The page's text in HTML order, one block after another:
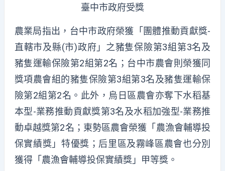
臺中市政府受獎
農業局指出，台中市政府榮獲「團體推動貢獻獎-
直轄市及縣(市)政府」之豬隻保險第3組第3名及
豬隻運輸保險第2組第2名；台中市農會則榮獲同
獎項農會組的豬隻保險第3組第3名及豬隻運輸保
險第2組第2名。此外，烏日區農會亦奪下水稻基
本型-業務推動貢獻獎第3名及水稻加強型-業務推
動卓越獎第2名；東勢區農會榮獲「農漁會輔導投
保實績獎」特優獎；后里區及霧峰區農會也分別
獲得「農漁會輔導投保實績獎」甲等獎。